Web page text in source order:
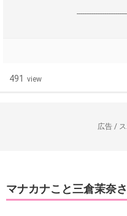
491 view
広告 /
マナカナこと三倉茉奈